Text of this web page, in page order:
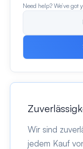
Need help? We’ve got
Wir sind
jedem Kauf